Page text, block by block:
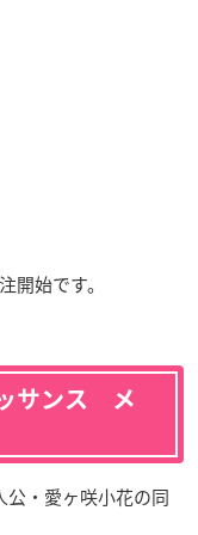
開始です。
サンス メ
公・愛ヶ咲小花の同